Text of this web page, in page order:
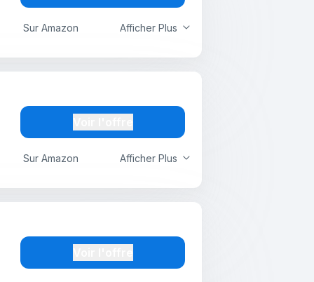
Afficher Plus
Sur Amazon
Afficher Plus
Sur Amazon